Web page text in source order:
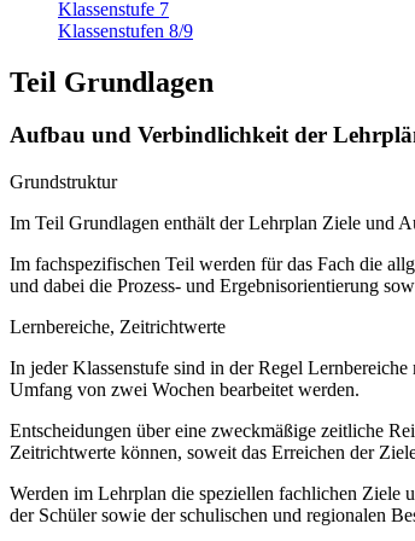
Klassenstufe 7
Klassenstufen 8/9
Teil Grundlagen
Aufbau und Verbindlichkeit der
Grundstruktur
Im Teil Grundlagen enthält der Lehrplan Ziele und
Im fachspezifischen Teil werden für das Fach die
und dabei die Prozess- und Ergebnisorientierung
Lernbereiche, Zeitrichtwerte
In jeder Klassenstufe sind in der Regel
Umfang von zwei Wochen bearbeitet werden.
Entscheidungen über eine zweckmäßige zeitliche
Zeitrichtwerte können, soweit das Erreichen der
Werden im Lehrplan die speziellen fachlichen Ziele
der Schüler sowie der schulischen und regionalen